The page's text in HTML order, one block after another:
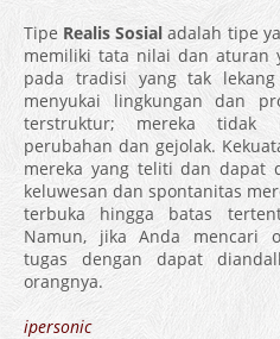
Tipe Realis Sosial adalah tipe
memiliki tata nilai dan aturan
pada tradisi yang tak
menyukai lingkungan dan
terstruktur; mereka tidak
perubahan dan gejolak.
mereka yang teliti dan dapat
keluwesan dan spontanitas
terbuka hingga batas
Namun, jika Anda mencari
tugas dengan dapat
orangnya.
ipersonic